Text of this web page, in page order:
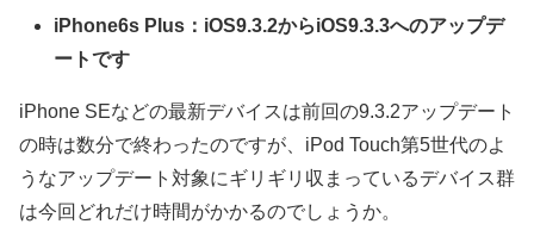
iPhone6s Plus：iOS9.3.2からiOS9.3.3へのアップデ
ートです
iPhone SEなどの最新デバイスは前回の9.3.2アップデート
の時は数分で終わったのですが、iPod Touch第5世代のよ
うなアップデート対象にギリギリ収まっているデバイス群
は今回どれだけ時間がかかるのでしょうか。